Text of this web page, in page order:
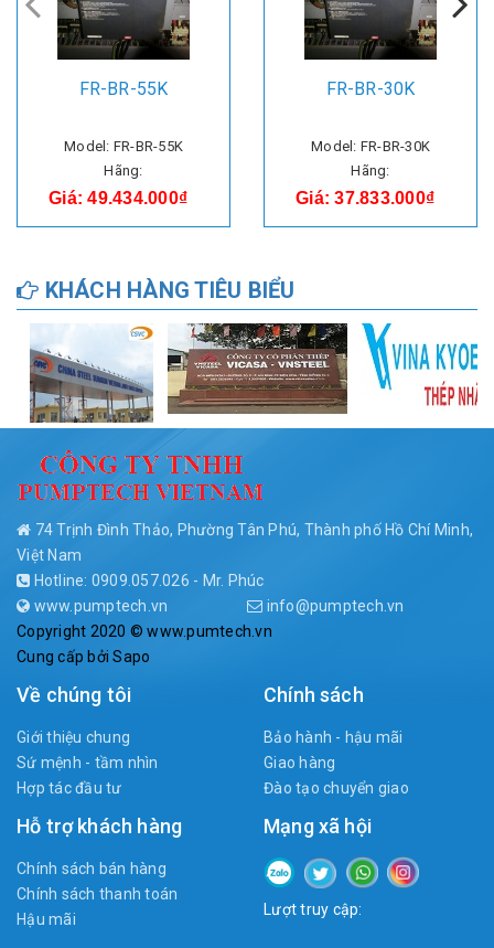
FR-BR-55K
Model: FR-BR-55K
Hãng:
Giá: 49.434.000₫
FR-BR-30K
Model: FR-BR-30K
Hãng:
Giá: 37.833.000₫
KHÁCH HÀNG TIÊU BIỂU
74 Trịnh Đình Thảo, Phường Tân Phú, Thành phố Hồ Chí Minh,
Việt Nam
Hotline: 0909.057.026 - Mr. Phúc
www.pumptech.vn
info@pumptech.vn
Copyright 2020 © www.pumtech.vn
Cung cấp bởiSapo
Về chúng tôi
Giới thiệu chung
Sứ mệnh - tầm nhìn
Hợp tác đầu tư
Chính sách
Bảo hành - hậu mãi
Giao hàng
Đào tạo chuyển giao
Hỗ trợ khách hàng
Chính sách bán hàng
Chính sách thanh toán
Hậu mãi
Mạng xã hội
Lượt truy cập: